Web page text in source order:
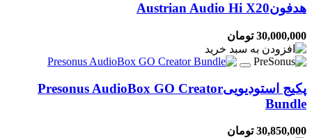
هدفونAustrian Audio Hi X20
30,000,000 تومان
پکیج استودیوییPresonus AudioBox GO Creator
Bundle
30,850,000 تومان